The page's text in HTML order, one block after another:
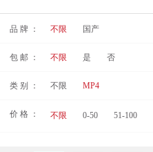
品 牌 ： 不限 国产
包 邮 ： 不限 是 否
类 别 ： 不限 MP4
价 格 ： 不限 0-50 51-100